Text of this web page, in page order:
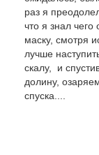
раз я
что я знал
маску, смотря
лучше
скалу, и
долину,
спуска....